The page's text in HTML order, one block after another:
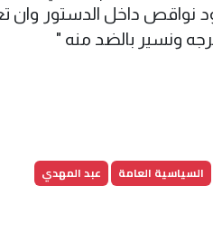
نواقص داخل الدستور وان
ونسير بالضد منه "
السياسية العامة
عبد المهدي